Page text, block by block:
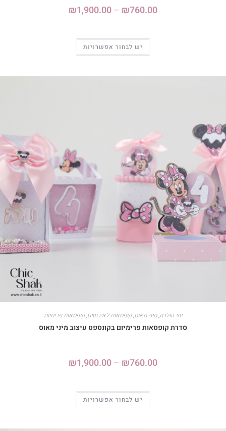
₪760.00
–
₪1,900.00
יש לבחור אפשרויות
ימי הולדת,מיני מאוס,קופסאות לאירועים,קופסאות פרימיום
סדרת קופסאות פרימיום בקונספט עיצוב מיני מאוס
₪760.00
–
₪1,900.00
יש לבחור אפשרויות